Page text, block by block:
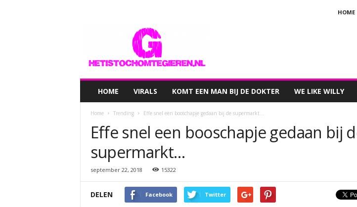
HOME
HOME VIRALS KOMT EEN MAN BIJ DE DOKTER WE LIKE WILLY
Home Trending Effe snel een booschapje gedaan bij de supermarkt…
Effe snel een booschapje gedaan bij
supermarkt…
september 22, 2018 15322
DELEN Facebook Twitter